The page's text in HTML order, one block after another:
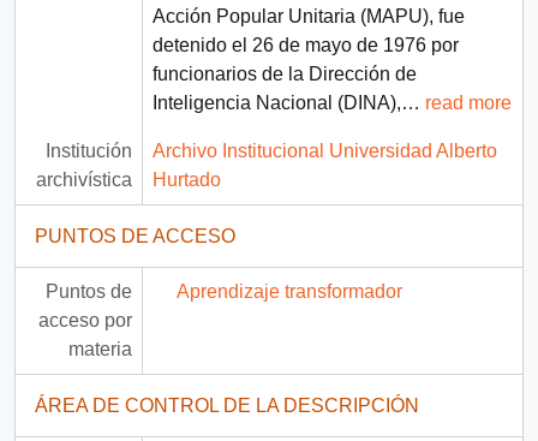
Acción Popular Unitaria (MAPU), fue
detenido el 26 de mayo de 1976 por
funcionarios de la Dirección de
Inteligencia Nacional (DINA),… read more
Institución
archivística
Archivo Institucional Universidad Alberto
Hurtado
PUNTOS DE ACCESO
Puntos de
acceso por
materia
Aprendizaje transformador
ÁREA DE CONTROL DE LA DESCRIPCIÓN